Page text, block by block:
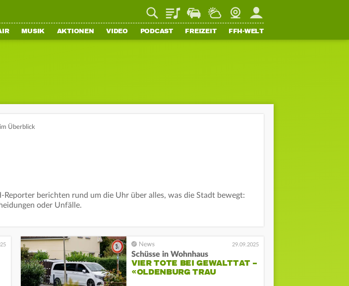
PlaylistStaupilotWetterWebcamMein FFH
MUSIK AKTIONEN VIDEO PODCAST FREIZEIT FFH-WELT
Überblick
berichten rund um die Uhr über alles, was die Stadt bewegt:
oder Unfälle.
29.09.2025
Schüsse in Wohnhaus
VIER TOTE BEI GEWALTTAT –
«OLDENBURG TRAU